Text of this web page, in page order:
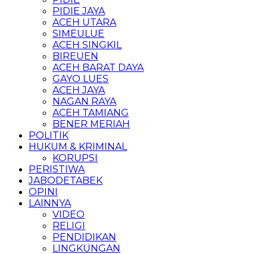
PIDIE JAYA
ACEH UTARA
SIMEULUE
ACEH SINGKIL
BIREUEN
ACEH BARAT DAYA
GAYO LUES
ACEH JAYA
NAGAN RAYA
ACEH TAMIANG
BENER MERIAH
POLITIK
HUKUM & KRIMINAL
KORUPSI
PERISTIWA
JABODETABEK
OPINI
LAINNYA
VIDEO
RELIGI
PENDIDIKAN
LINGKUNGAN